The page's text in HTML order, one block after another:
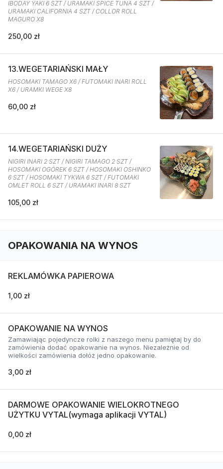
IBODAY YAKI 6 SZT / URAMAKI SPICE TUNA 4 SZT /
URAMAKI CALIFORNIA 4 SZT / COLLOR ROLL
MAGURO X8
250,00 zł
13.WEGETARIAŃSKI MAŁY
HOSOMAKI TAMAGO X6 / FUTOMAKI INARI ROLL
X6 / URAMKI WEGE X8
60,00 zł
14.WEGETARIAŃSKI DUŻY
NIGIRI INARI 2 SZT / NIGIRI TAMAGO 2 SZT /
HOSOMAKI OGÓREK 6 SZT / HOSOMAKI OSHINKO
6 SZT / HOSOMAKI TYKWA 6 SZT / FUTOMAKI
OMLET ROLL 6 SZT / URAMAKI INARI 8 SZT
105,00 zł
OPAKOWANIA NA WYNOS
REKLAMÓWKA PAPIEROWA
1,00 zł
OPAKOWANIE NA WYNOS
Zamawiając pojedyncze rolki z naszego menu pamiętaj by do
zamówienia dodać opakowanie na wynos. Niezależnie od
wielkości zamówienia dołóż jedno opakowanie.
3,00 zł
DARMOWE OPAKOWANIE WIELOKROTNEGO
UŻYTKU VYTAL(wymaga aplikacji VYTAL)
0,00 zł